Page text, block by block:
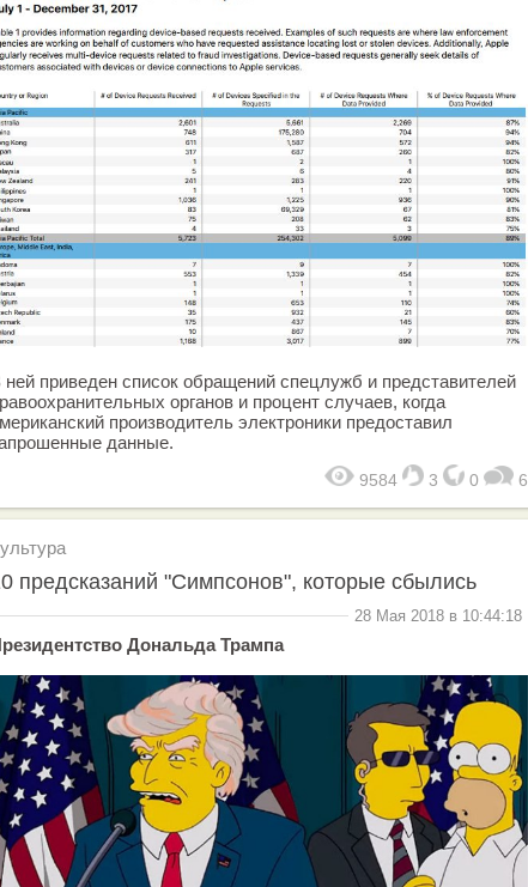
ней приведен список обращений спецлужб и представителей
органов и процент случаев, когда
производитель электроники предоставил
данные.
9584 3 0 6
предсказаний "Симпсонов", которые сбылись
28 Мая 2018 в 10:44:18
Дональда Трампа